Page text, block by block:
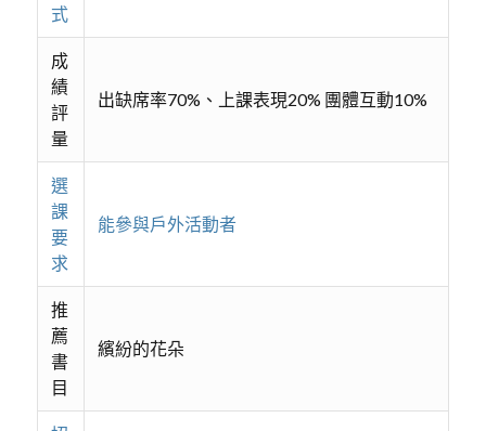
式
成
績
評
量
出缺席率70%、上課表現20% 團體互動10%
選
課
要
求
能參與戶外活動者
推
薦
書
目
繽紛的花朵